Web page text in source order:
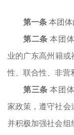
第一条 本团
第二条 本团
业的广东高州籍或
性、 联合性、 非营
第三条 本团
家政策，遵守社会
并积极加强社会组